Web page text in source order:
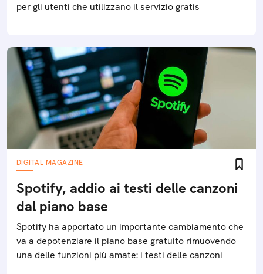
per gli utenti che utilizzano il servizio gratis
DIGITAL MAGAZINE
Spotify, addio ai testi delle canzoni
dal piano base
Spotify ha apportato un importante cambiamento che
va a depotenziare il piano base gratuito rimuovendo
una delle funzioni più amate: i testi delle canzoni